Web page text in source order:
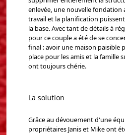
enlevée, une nouvelle fondation
travail et la planification
la base. Avec tant de détails à
pour ce couple a été de se
final : avoir une maison paisible
place pour les amis et la famille
ont toujours chérie.
La solution
Grâce au dévouement d'une
propriétaires Janis et Mike ont